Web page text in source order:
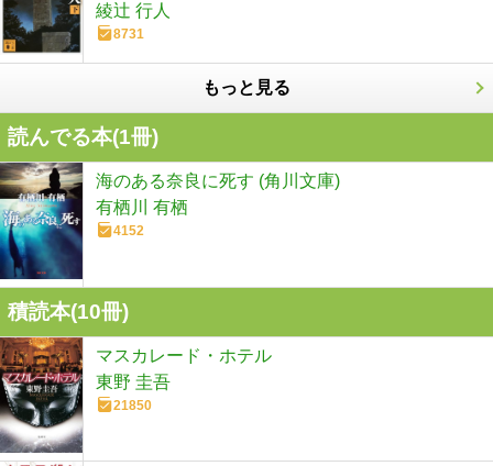
綾辻 行人
8731
もっと見る
読んでる本(1冊)
海のある奈良に死す (角川文庫)
有栖川 有栖
4152
積読本(10冊)
マスカレード・ホテル
東野 圭吾
21850